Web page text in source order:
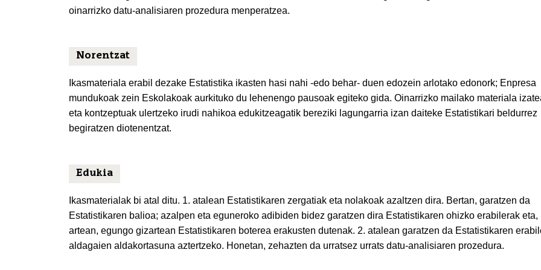
oinarrizko datu-analisiaren prozedura menperatzea.
Norentzat
Ikasmateriala erabil dezake Estatistika ikasten hasi nahi -edo behar- duen edozein arlotako edonork; Enpresa
mundukoak zein Eskolakoak aurkituko du lehenengo pausoak egiteko gida. Oinarrizko mailako materiala
eta kontzeptuak ulertzeko irudi nahikoa edukitzeagatik bereziki lagungarria izan daiteke Estatistikari beldurrez
begiratzen diotenentzat.
Edukia
Ikasmaterialak bi atal ditu. 1. atalean Estatistikaren zergatiak eta nolakoak azaltzen dira. Bertan, garatzen da
Estatistikaren balioa; azalpen eta eguneroko adibiden bidez garatzen dira Estatistikaren ohizko erabilerak eta,
artean, egungo gizartean Estatistikaren boterea erakusten dutenak. 2. atalean garatzen da Estatistikaren
aldagaien aldakortasuna aztertzeko. Honetan, zehazten da urratsez urrats datu-analisiaren prozedura.